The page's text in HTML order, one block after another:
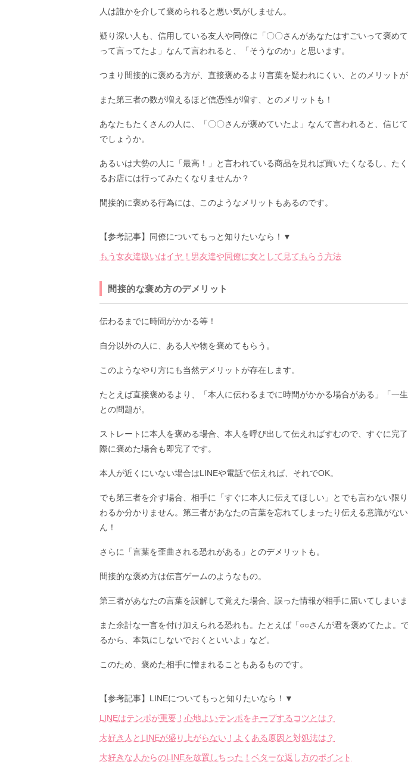
人は誰かを介して褒められると悪い気がしません。
疑り深い人も、信用している友人や同僚に「〇〇さんがあなたはすごいって褒め
って言ってたよ」なんて言われると、「そうなのか」と思います。
つまり間接的に褒める方が、直接褒めるより言葉を疑われにくい、とのメリットが
また第三者の数が増えるほど信憑性が増す、とのメリットも！
あなたもたくさんの人に、「〇〇さんが褒めていたよ」なんて言われると、信じ
でしょうか。
あるいは大勢の人に「最高！」と言われている商品を見れば買いたくなるし、た
るお店には行ってみたくなりませんか？
間接的に褒める行為には、このようなメリットもあるのです。
【参考記事】同僚についてもっと知りたいなら！▼
もう女友達扱いはイヤ！男友達や同僚に女として見てもらう方法
間接的な褒め方のデメリット
伝わるまでに時間がかかる等！
自分以外の人に、ある人や物を褒めてもらう。
このようなやり方にも当然デメリットが存在します。
たとえば直接褒めるより、「本人に伝わるまでに時間がかかる場合がある」「一
との問題が。
ストレートに本人を褒める場合、本人を呼び出して伝えればすむので、すぐに完
際に褒めた場合も即完了です。
本人が近くにいない場合はLINEや電話で伝えれば、それでOK。
でも第三者を介す場合、相手に「すぐに本人に伝えてほしい」とでも言わない限
わるか分かりません。第三者があなたの言葉を忘れてしまったり伝える意識がな
ん！
さらに「言葉を歪曲される恐れがある」とのデメリットも。
間接的な褒め方は伝言ゲームのようなもの。
第三者があなたの言葉を誤解して覚えた場合、誤った情報が相手に届いてしまいま
また余計な一言を付け加えられる恐れも。たとえば「○○さんが君を褒めてたよ。
るから、本気にしないでおくといいよ」など。
このため、褒めた相手に憎まれることもあるものです。
【参考記事】LINEについてもっと知りたいなら！▼
LINEはテンポが重要！心地よいテンポをキープするコツとは？
大好き人とLINEが盛り上がらない！よくある原因と対処法は？
大好きな人からのLINEを放置しちった！ベターな返し方のポイント